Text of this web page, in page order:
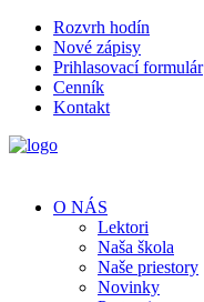
Rozvrh hodín
Nové zápisy
Prihlasovací formulár
Cenník
Kontakt
O NÁS
Lektori
Naša škola
Naše priestory
Novinky